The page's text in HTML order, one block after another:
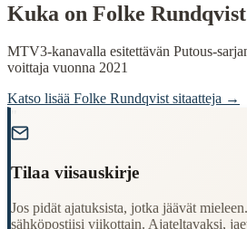
Kuka on Folke Rundqvist
MTV3-kanavalla esitettävän Putous-
voittaja vuonna 2021
Katso lisää Folke Rundqvistsitaatteja →
Tilaa viisauskirje
Jos pidät ajatuksista, jotka jäävät
sähköpostiisi viikottain. Ajateltavaksi,